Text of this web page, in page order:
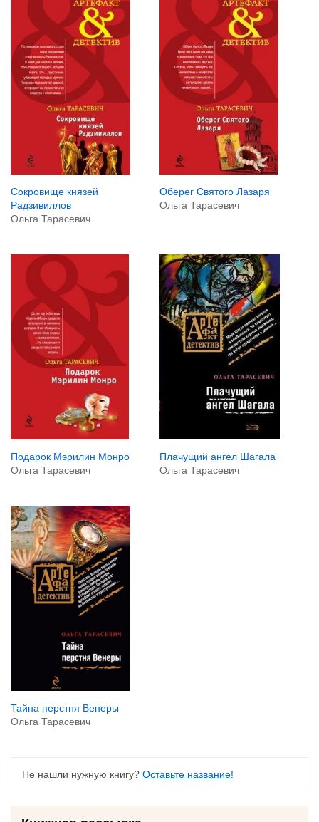
Сокровище князей
Радзивиллов
Ольга Тарасевич
Оберег Святого Лазаря
Ольга Тарасевич
Подарок Мэрилин Монро
Ольга Тарасевич
Плачущий ангел Шагала
Ольга Тарасевич
Тайна перстня Венеры
Ольга Тарасевич
Не нашли нужную книгу? Оставьте название!